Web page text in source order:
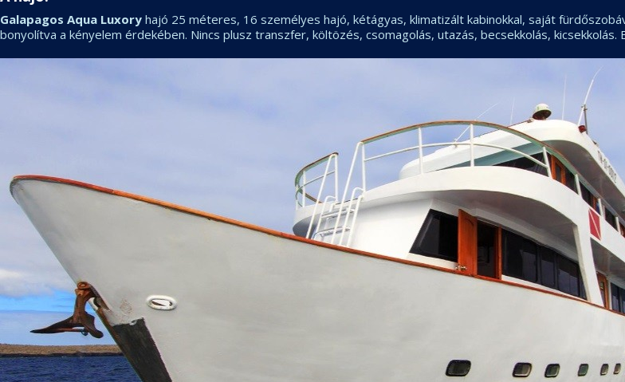
Galapagos Aqua Luxory hajó 25 méteres, 16 személyes hajó, kétágyas, klimatizált kabinokkal, saját
bonyolítva a kényelem érdekében. Nincs plusz transzfer, költözés, csomagolás, utazás, becsekkolás,